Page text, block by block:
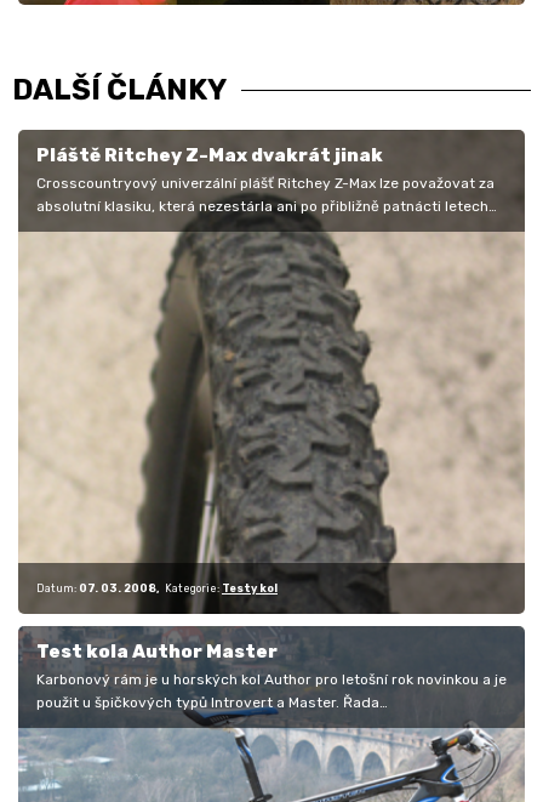
DALŠÍ ČLÁNKY
Pláště Ritchey Z-Max dvakrát jinak
Crosscountryový univerzální plášť Ritchey Z-Max lze považovat za
absolutní klasiku, která nezestárla ani po přibližně patnácti letech…
Datum: 07. 03. 2008 Kategorie: Testy kol
Test kola Author Master
Karbonový rám je u horských kol Author pro letošní rok novinkou a je
použit u špičkových typů Introvert a Master. Řada
charakteristických…